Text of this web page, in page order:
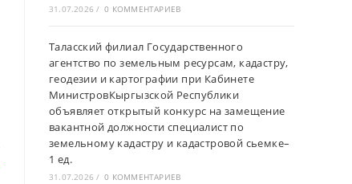
31.07.2026 / 0 КОММЕНТАРИЕВ
Таласский филиал Государственного
агентство по земельным ресурсам, кадастру,
геодезии и картографии при Кабинете
МинистровКыргызской Республики
объявляет открытый конкурс на замещение
вакантной должности специалист по
земельному кадастру и кадастровой сьемке–
1 ед.
31.07.2026 / 0 КОММЕНТАРИЕВ